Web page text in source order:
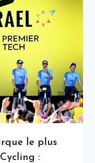
le plus
: